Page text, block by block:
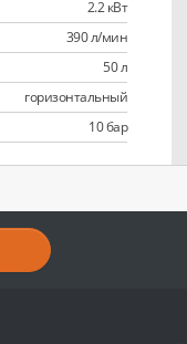
2.2 кВт
390 л/мин
50 л
горизонтальный
10 бар